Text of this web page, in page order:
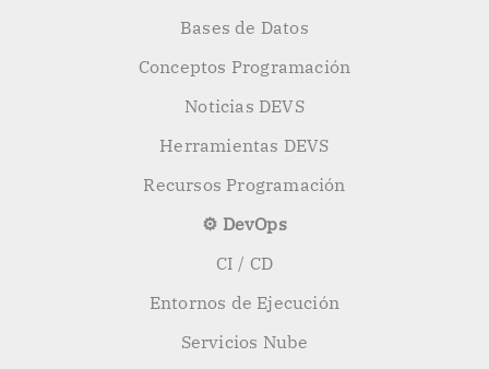
Bases de Datos
Conceptos Programación
Noticias DEVS
Herramientas DEVS
Recursos Programación
⚙️ DevOps
CI / CD
Entornos de Ejecución
Servicios Nube